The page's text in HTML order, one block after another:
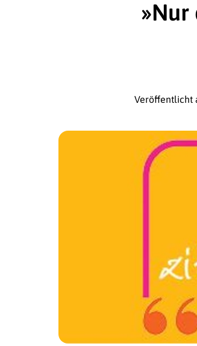
»Nur
Veröffentlicht